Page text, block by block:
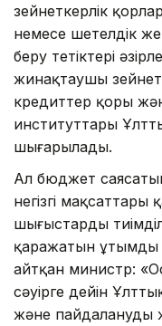
зейнеткерлік
немесе шетелдік
беру тетіктері
жинақтаушы
кредиттер қоры
институттары
шығарылады.
Ал бюджет
негізгі мақсаттары
шығыстардың
қаражатын ұтымды
айтқан министр:
сәуірге дейін
және